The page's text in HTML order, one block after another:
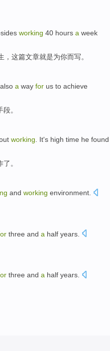
working 40 hours a week
， 这篇文章就是为你而写。
a way for us to achieve
段。
working . It's high time he found
了。
and working environment
three and a half years
three and a half years.